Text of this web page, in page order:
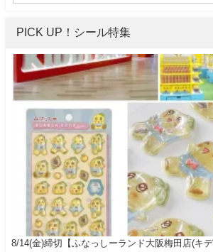
PICK UP！シール特集
8/14(金)締切【ふなっしーランド大阪梅田店(キ